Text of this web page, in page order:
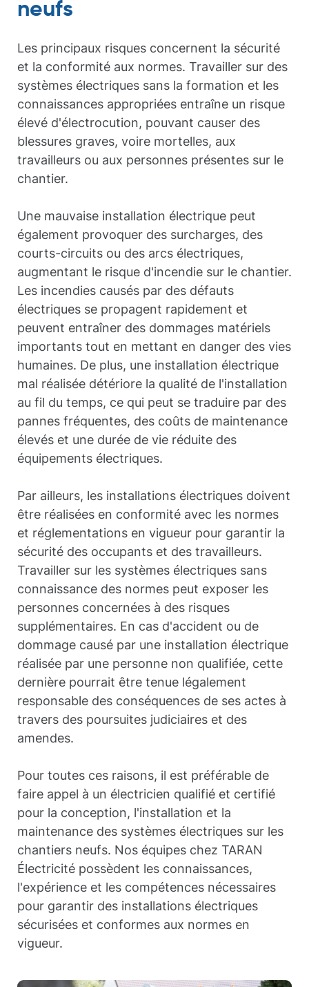
neufs
Les principaux risques concernent la sécurité
et la conformité aux normes. Travailler sur des
systèmes électriques sans la formation et les
connaissances appropriées entraîne un risque
élevé d'électrocution, pouvant causer des
blessures graves, voire mortelles, aux
travailleurs ou aux personnes présentes sur le
chantier.
Une mauvaise installation électrique peut
également provoquer des surcharges, des
courts-circuits ou des arcs électriques,
augmentant le risque d'incendie sur le chantier.
Les incendies causés par des défauts
électriques se propagent rapidement et
peuvent entraîner des dommages matériels
importants tout en mettant en danger des vies
humaines. De plus, une installation électrique
mal réalisée détériore la qualité de l'installation
au fil du temps, ce qui peut se traduire par des
pannes fréquentes, des coûts de maintenance
élevés et une durée de vie réduite des
équipements électriques.
Par ailleurs, les installations électriques doivent
être réalisées en conformité avec les normes
et réglementations en vigueur pour garantir la
sécurité des occupants et des travailleurs.
Travailler sur les systèmes électriques sans
connaissance des normes peut exposer les
personnes concernées à des risques
supplémentaires. En cas d'accident ou de
dommage causé par une installation électrique
réalisée par une personne non qualifiée, cette
dernière pourrait être tenue légalement
responsable des conséquences de ses actes à
travers des poursuites judiciaires et des
amendes.
Pour toutes ces raisons, il est préférable de
faire appel à un électricien qualifié et certifié
pour la conception, l'installation et la
maintenance des systèmes électriques sur les
chantiers neufs. Nos équipes chez TARAN
Électricité possèdent les connaissances,
l'expérience et les compétences nécessaires
pour garantir des installations électriques
sécurisées et conformes aux normes en
vigueur.